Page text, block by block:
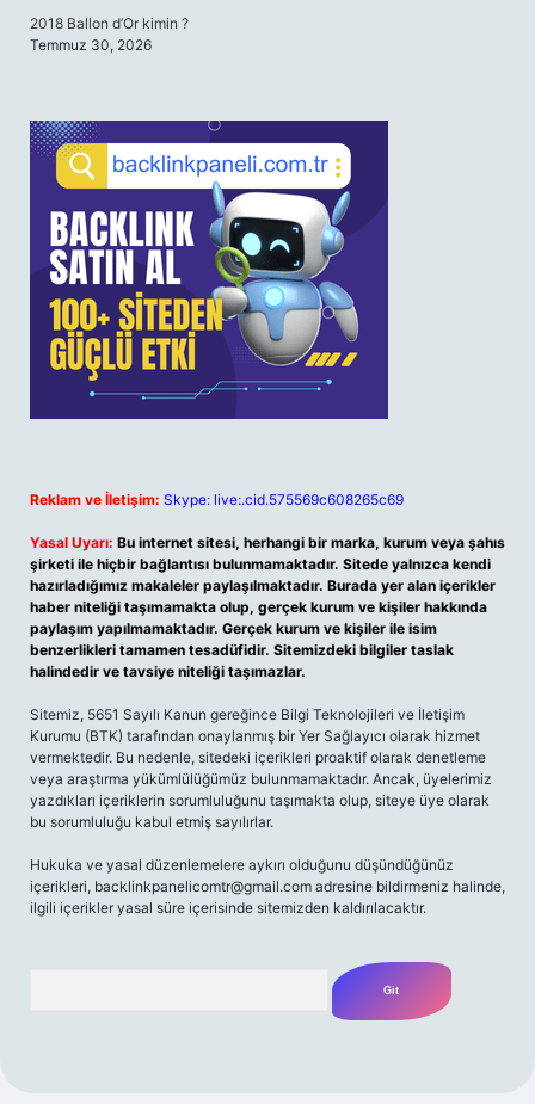
2018 Ballon d’Or kimin ?
Temmuz 30, 2026
Reklam ve İletişim: Skype: live:.cid.575569c608265c69
Yasal Uyarı: Bu internet sitesi, herhangi bir marka, kurum veya şahıs
şirketi ile hiçbir bağlantısı bulunmamaktadır. Sitede yalnızca kendi
hazırladığımız makaleler paylaşılmaktadır. Burada yer alan içerikler
haber niteliği taşımamakta olup, gerçek kurum ve kişiler hakkında
paylaşım yapılmamaktadır. Gerçek kurum ve kişiler ile isim
benzerlikleri tamamen tesadüfidir. Sitemizdeki bilgiler taslak
halindedir ve tavsiye niteliği taşımazlar.
Sitemiz, 5651 Sayılı Kanun gereğince Bilgi Teknolojileri ve İletişim
Kurumu (BTK) tarafından onaylanmış bir Yer Sağlayıcı olarak hizmet
vermektedir. Bu nedenle, sitedeki içerikleri proaktif olarak denetleme
veya araştırma yükümlülüğümüz bulunmamaktadır. Ancak, üyelerimiz
yazdıkları içeriklerin sorumluluğunu taşımakta olup, siteye üye olarak
bu sorumluluğu kabul etmiş sayılırlar.
Hukuka ve yasal düzenlemelere aykırı olduğunu düşündüğünüz
içerikleri, backlinkpanelicomtr@gmail.com adresine bildirmeniz halinde,
ilgili içerikler yasal süre içerisinde sitemizden kaldırılacaktır.